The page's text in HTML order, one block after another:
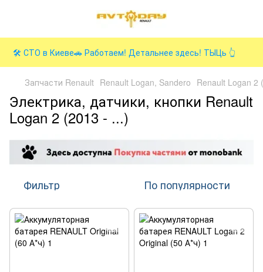
🛠️ СТО в Киеве🚗 Работаем! Детальнее здесь! ТЫЦь 👆
Запчасти Renault Renault Logan, Sandero Renault Logan 2
Электрика, датчики, кнопки Renault
Logan 2 (2013 - ...)
Фильтр По популярности